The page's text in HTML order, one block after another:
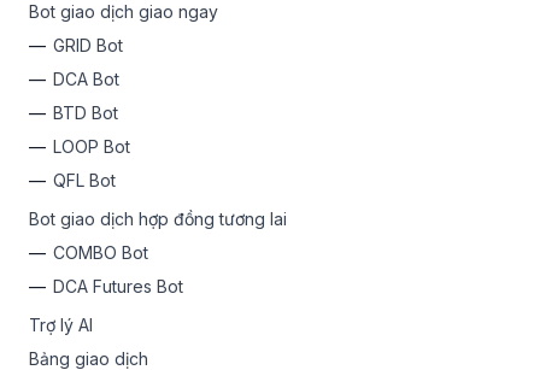
Bot giao dịch giao ngay
GRID Bot
DCA Bot
BTD Bot
LOOP Bot
QFL Bot
Bot giao dịch hợp đồng tương lai
COMBO Bot
DCA Futures Bot
Trợ lý AI
Bảng giao dịch